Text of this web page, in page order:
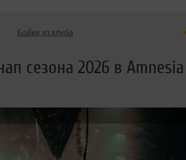
Байки из клуба
Новые лица
сезона 2026 в Amnesia